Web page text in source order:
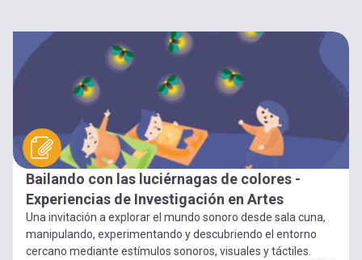
Bailando con las luciérnagas de colores -
Experiencias de Investigación en Artes
Una invitación a explorar el mundo sonoro desde sala cuna,
manipulando, experimentando y descubriendo el entorno
cercano mediante estímulos sonoros, visuales y táctiles.